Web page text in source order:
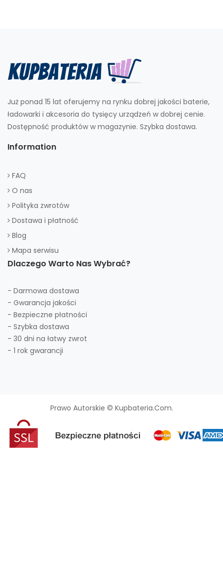
Już ponad 15 lat oferujemy na rynku dobrej jakości baterie,
ładowarki i akcesoria do tysięcy urządzeń w dobrej cenie.
Dostępność produktów w magazynie. Szybka dostawa.
Information
FAQ
O nas
Polityka zwrotów
Dostawa i płatność
Blog
Mapa serwisu
Dlaczego Warto Nas Wybrać?
- Darmowa dostawa
- Gwarancja jakości
- Bezpieczne płatności
- Szybka dostawa
- 30 dni na łatwy zwrot
- 1 rok gwarancji
Prawo Autorskie © Kupbateria.com.